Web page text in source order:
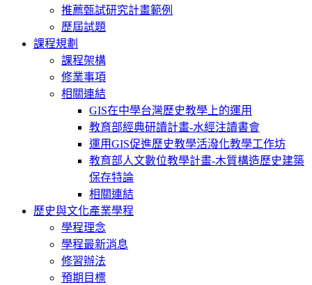
推薦甄試研究計畫範例
歷屆試題
課程規劃
課程架構
修業事項
相關連結
GIS在中學台灣歷史教學上的運用
教育部經典研讀計畫-水經注讀書會
運用GIS促進歷史教學活潑化教學工作坊
教育部人文數位教學計畫-木質構造歷史建築
保存特論
相關連結
歷史與文化產業學程
學程理念
學程最新消息
修習辦法
預期目標